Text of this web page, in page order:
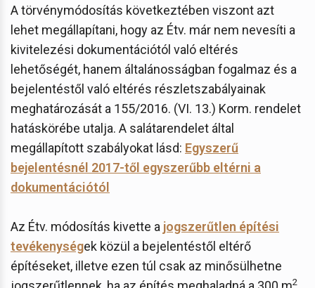
A törvénymódosítás következtében viszont azt
lehet megállapítani, hogy az Étv. már nem nevesíti a
kivitelezési dokumentációtól való eltérés
lehetőségét, hanem általánosságban fogalmaz és a
bejelentéstől való eltérés részletszabályainak
meghatározását a 155/2016. (VI. 13.) Korm. rendelet
hatáskörébe utalja. A salátarendelet által
megállapított szabályokat lásd: Egyszerű
bejelentésnél 2017-től egyszerűbb eltérni a
dokumentációtól
Az Étv. módosítás kivette a jogszerűtlen építési
tevékenységek közül a bejelentéstől eltérő
építéseket, illetve ezen túl csak az minősülhetne
2